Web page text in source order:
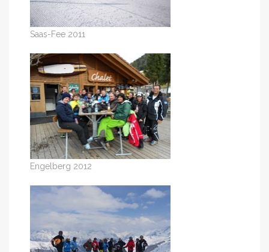
Saas-Fee 2011
Engelberg 2012